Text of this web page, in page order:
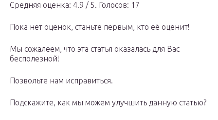
Средняя оценка: 4.9 / 5. Голосов: 17
Пока нет оценок, станьте первым, кто её оценит!
Мы сожалеем, что эта статья оказалась для Вас
бесполезной!
Позвольте нам исправиться.
Подскажите, как мы можем улучшить данную статью?